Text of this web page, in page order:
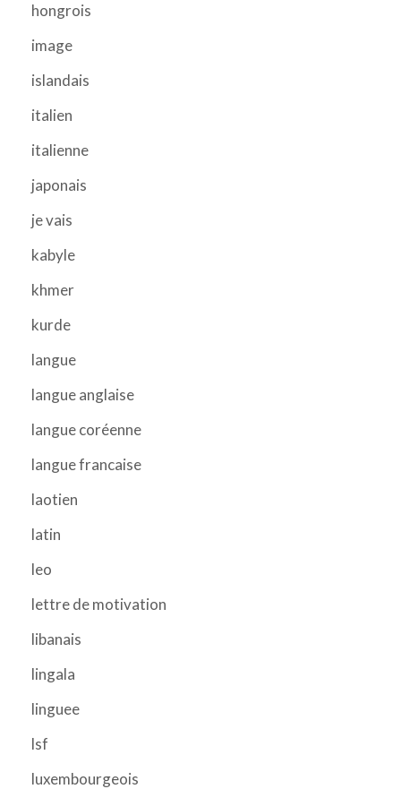
hongrois
image
islandais
italien
italienne
japonais
je vais
kabyle
khmer
kurde
langue
langue anglaise
langue coréenne
langue francaise
laotien
latin
leo
lettre de motivation
libanais
lingala
linguee
lsf
luxembourgeois